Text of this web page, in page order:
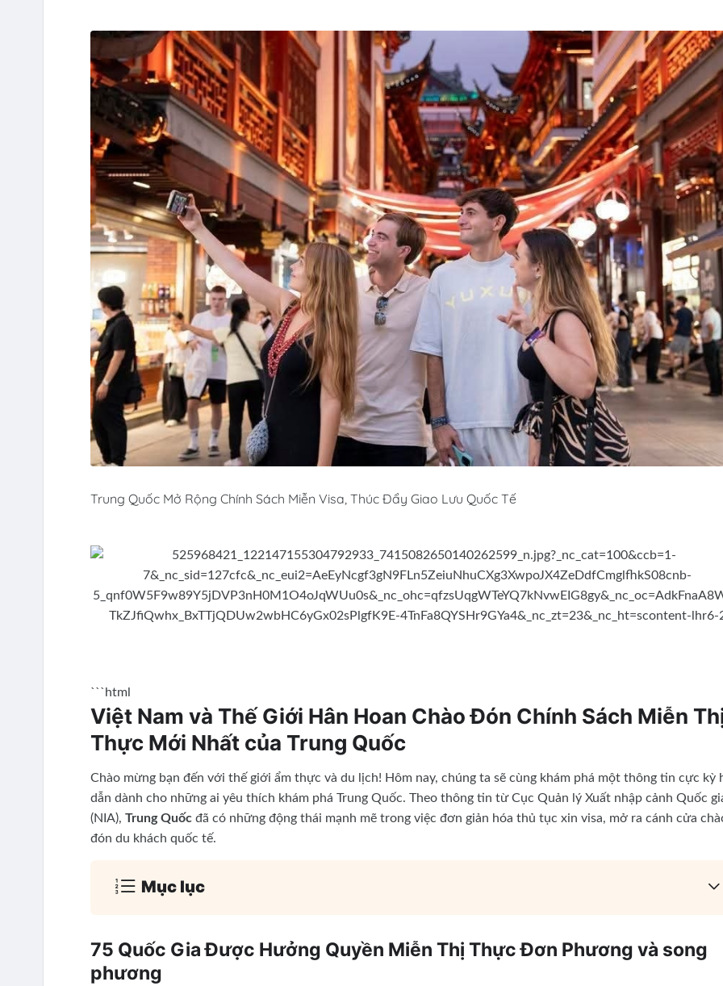
Trung Quốc Mở Rộng Chính Sách Miễn Visa, Thúc Đẩy Giao Lưu Quốc Tế
```html
Việt Nam và Thế Giới Hân Hoan Chào Đón Chính Sách Miễn
Thực Mới Nhất của Trung Quốc
Chào mừng bạn đến với thế giới ẩm thực và du lịch! Hôm nay, chúng ta sẽ cùng khám phá một thông tin cực kỳ
dẫn dành cho những ai yêu thích khám phá Trung Quốc. Theo thông tin từ Cục Quản lý Xuất nhập cảnh Quốc
(NIA), Trung Quốcđã có những động thái mạnh mẽ trong việc đơn giản hóa thủ tục xin visa, mở ra cánh cửa
đón du khách quốc tế.
Mục lục
75 Quốc Gia Được Hưởng Quyền Miễn Thị Thực Đơn Phương và song
phương